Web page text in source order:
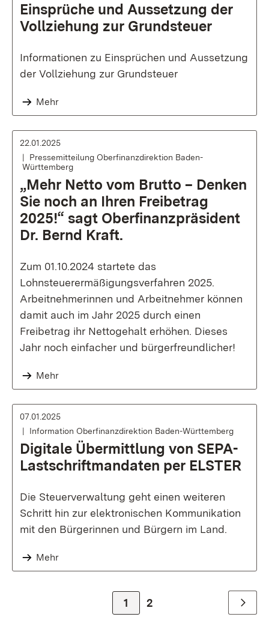
Einsprüche und Aussetzung der
Vollziehung zur Grundsteuer
Informationen zu Einsprüchen und Aussetzung
der Vollziehung zur Grundsteuer
Mehr
22.01.2025
Pressemitteilung Oberfinanzdirektion Baden-
Württemberg
„Mehr Netto vom Brutto – Denken
Sie noch an Ihren Freibetrag
2025!“ sagt Oberfinanzpräsident
Dr. Bernd Kraft.
Zum 01.10.2024 startete das
Lohnsteuerermäßigungsverfahren 2025.
Arbeitnehmerinnen und Arbeitnehmer können
damit auch im Jahr 2025 durch einen
Freibetrag ihr Nettogehalt erhöhen. Dieses
Jahr noch einfacher und bürgerfreundlicher!
Mehr
07.01.2025
Information Oberfinanzdirektion Baden-Württemberg
Digitale Übermittlung von SEPA-
Lastschriftmandaten per ELSTER
Die Steuerverwaltung geht einen weiteren
Schritt hin zur elektronischen Kommunikation
mit den Bürgerinnen und Bürgern im Land.
Mehr
Zur Seite
1 Zur Seite
2 Weiter